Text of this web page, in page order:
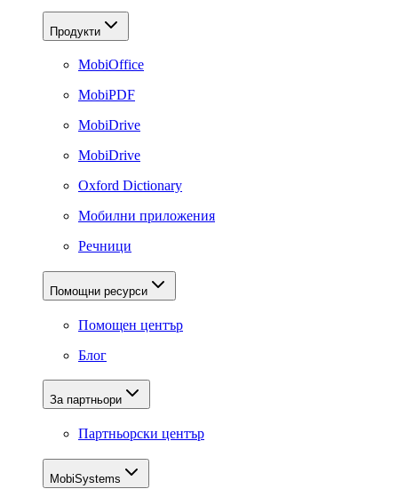
Продукти
MobiOffice
MobiPDF
MobiDrive
MobiDrive
Oxford Dictionary
Мобилни приложения
Речници
Помощни ресурси
Помощен център
Блог
За партньори
Партньорски център
MobiSystems